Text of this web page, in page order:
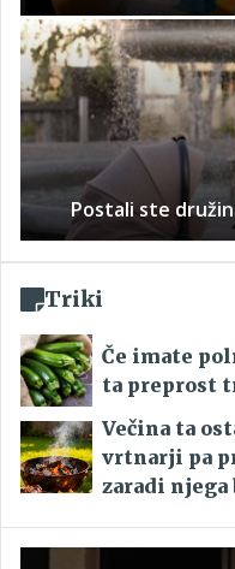
Postali ste
Triki
Če imate
ta preprost
Večina ta
vrtnarji pa
zaradi